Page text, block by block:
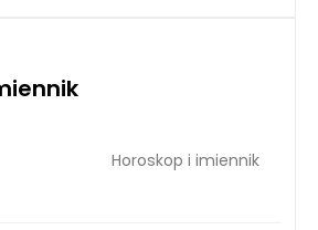
Horoskop i imiennik